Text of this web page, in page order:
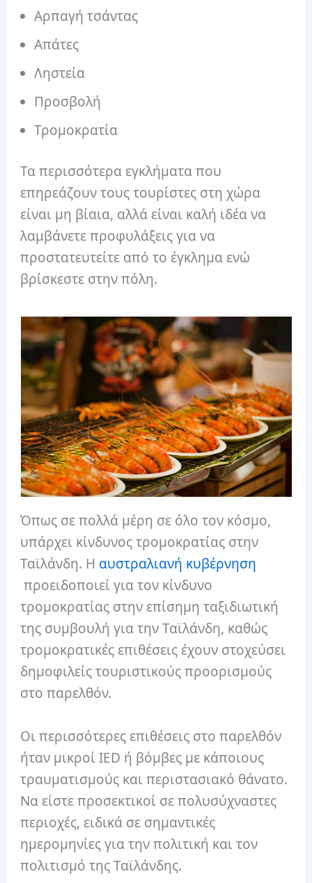
Αρπαγή τσάντας
Απάτες
Ληστεία
Προσβολή
Τρομοκρατία
Τα περισσότερα εγκλήματα που
επηρεάζουν τους τουρίστες στη χώρα
είναι μη βίαια, αλλά είναι καλή ιδέα να
λαμβάνετε προφυλάξεις για να
προστατευτείτε από το έγκλημα ενώ
βρίσκεστε στην πόλη.
Όπως σε πολλά μέρη σε όλο τον κόσμο,
υπάρχει κίνδυνος τρομοκρατίας στην
Ταϊλάνδη. Η αυστραλιανή κυβέρνηση
προειδοποιεί για τον κίνδυνο
τρομοκρατίας στην επίσημη ταξιδιωτική
της συμβουλή για την Ταϊλάνδη, καθώς
τρομοκρατικές επιθέσεις έχουν στοχεύσει
δημοφιλείς τουριστικούς προορισμούς
στο παρελθόν.
Οι περισσότερες επιθέσεις στο παρελθόν
ήταν μικροί IED ή βόμβες με κάποιους
τραυματισμούς και περιστασιακό θάνατο.
Να είστε προσεκτικοί σε πολυσύχναστες
περιοχές, ειδικά σε σημαντικές
ημερομηνίες για την πολιτική και τον
πολιτισμό της Ταϊλάνδης.